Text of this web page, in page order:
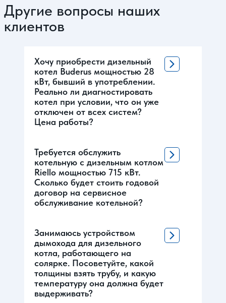
Другие вопросы наших
клиентов
Хочу приобрести дизельный
котел Buderus мощностью 28
кВт, бывший в употреблении.
Реально ли диагностировать
котел при условии, что он уже
отключен от всех систем?
Цена работы?
Требуется обслужить
котельную с дизельным котлом
Riello мощностью 715 кВт.
Сколько будет стоить годовой
договор на сервисное
обслуживание котельной?
Занимаюсь устройством
дымохода для дизельного
котла, работающего на
солярке. Посоветуйте, какой
толщины взять трубу, и какую
температуру она должна будет
выдерживать?